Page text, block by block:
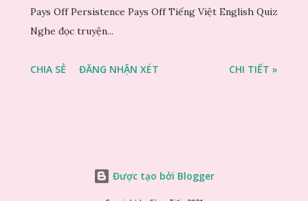
Pays Off Persistence Pays Off Tiếng Việt English Quiz
Nghe đọc truyện...
CHIA SẺ ĐĂNG NHẬN XÉT CHI TIẾT »
Được tạo bởi Blogger